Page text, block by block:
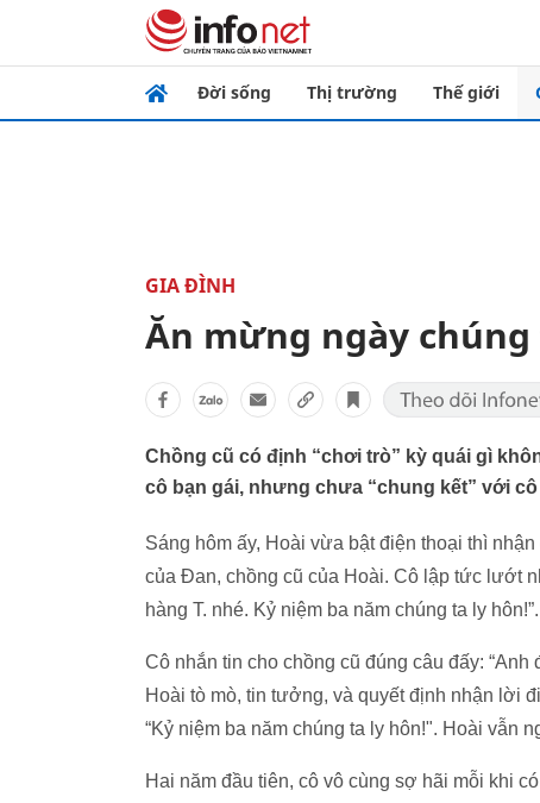
Đời sống Thị trường Thế giới
GIA ĐÌNH
Ăn mừng ngày
Chồng cũ có định “chơi trò” kỳ quái gì
cô bạn gái, nhưng chưa “chung kết” với cô
Sáng hôm ấy, Hoài vừa bật điện thoại thì
của Đan, chồng cũ của Hoài. Cô lập tức lướt
hàng T. nhé. Kỷ niệm ba năm chúng ta ly
Cô nhắn tin cho chồng cũ đúng câu đấy:
Hoài tò mò, tin tưởng, và quyết định nhận lời
“Kỷ niệm ba năm chúng ta ly hôn!". Hoài vẫn
Hai năm đầu tiên, cô vô cùng sợ hãi mỗi khi